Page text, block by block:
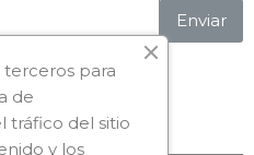
Enviar
terceros para
de
tráfico del sitio
y los